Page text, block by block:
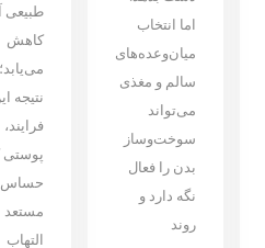
اما انتخاب
میان‌وعده‌های
سالم و مغذی
می‌تواند
سوخت‌وساز
بدن را فعال
نگه دارد و
روند
طبیعی
کاهش
می‌یابد؛
نتیجه
فرایند،
پوستی
حساس
مستعد
التهاب